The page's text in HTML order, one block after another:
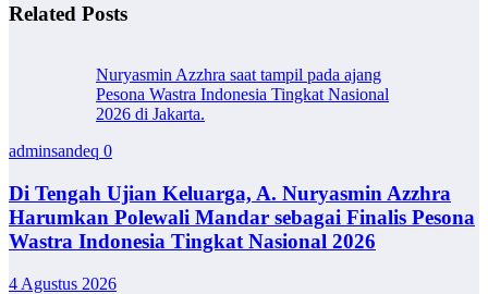
Related Posts
Nuryasmin Azzhra saat tampil pada ajang
Pesona Wastra Indonesia Tingkat Nasional
2026 di Jakarta.
adminsandeq 0
Di Tengah Ujian Keluarga, A. Nuryasmin Azzhra
Harumkan Polewali Mandar sebagai Finalis Pesona
Wastra Indonesia Tingkat Nasional 2026
4 Agustus 2026